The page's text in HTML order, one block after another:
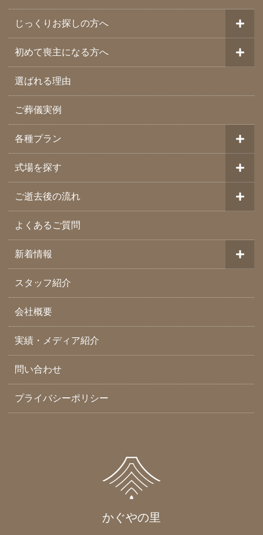
じっくりお探しの方へ
初めて喪主になる方へ
選ばれる理由
ご葬儀実例
各種プラン
式場を探す
ご逝去後の流れ
よくあるご質問
新着情報
スタッフ紹介
会社概要
実績・メディア紹介
問い合わせ
プライバシーポリシー
かぐやの里